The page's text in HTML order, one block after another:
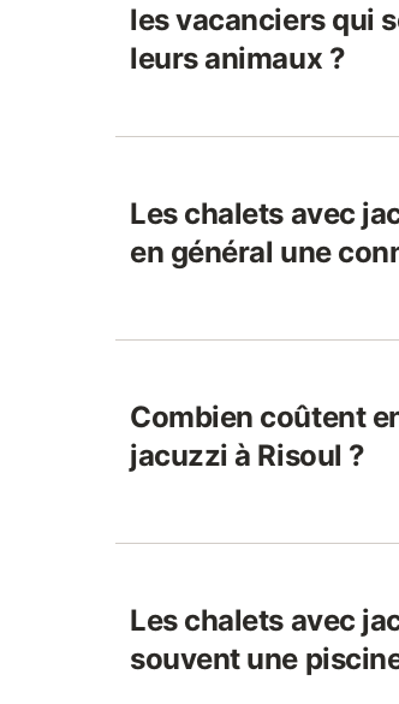
les vacanciers qui
leurs animaux ?
Les chalets avec
en général une
Combien coûtent
jacuzzi à Risoul ?
Les chalets avec
souvent une